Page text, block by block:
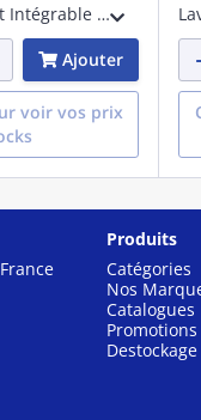
Lavante-séchante Tout Intégrable capacité lavage 7 kg capacité séchage 4 kg électronique 13 programmes lavage dont Rapide 15 min + 2 programmes de séchage essorage 600 à 1400 tours/minute départ différé 1-24h option Flexitime Programme Clea
Ajouter
voir vos prix
Produits
Catégories
Nos
Catalogues
Promotions
Destockage